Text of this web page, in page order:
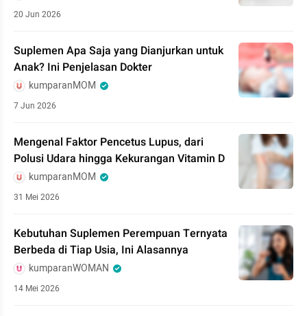
20 Jun 2026
Suplemen Apa Saja yang Dianjurkan untuk
Anak? Ini Penjelasan Dokter
kumparanMOM
7 Jun 2026
Mengenal Faktor Pencetus Lupus, dari
Polusi Udara hingga Kekurangan Vitamin D
kumparanMOM
31 Mei 2026
Kebutuhan Suplemen Perempuan Ternyata
Berbeda di Tiap Usia, Ini Alasannya
kumparanWOMAN
14 Mei 2026